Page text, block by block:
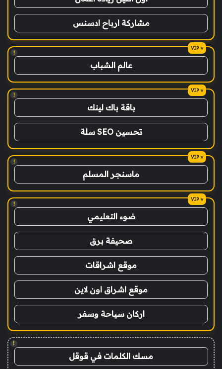
مشاركة ارباح ادسنس
!
عالم الشباب
!
باقة باك لينك
تحسين SEO سلة
!
ماسنجر المسلم
!
ضوء التعليمي
صحيفة برق
موقع اشراقات
موقع اشراق اون لاين
اركان سياحة وسفر
!
مسك الكلمات في قوقل